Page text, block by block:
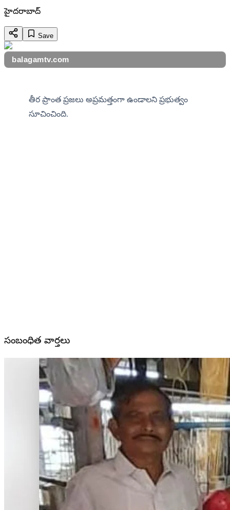
హైదరాబాద్
Save
balagamtv.com
తీర ప్రాంత ప్రజలు అప్రమత్తంగా ఉండాలని ప్రభుత్వం
సూచించింది.
సంబంధిత వార్తలు